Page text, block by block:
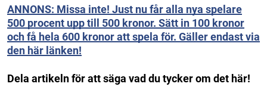
ANNONS: Missa inte! Just nu får alla nya spelare
500 procent upp till 500 kronor. Sätt in 100 kronor
och få hela 600 kronor att spela för. Gäller endast via
den här länken!
Dela artikeln för att säga vad du tycker om det här!